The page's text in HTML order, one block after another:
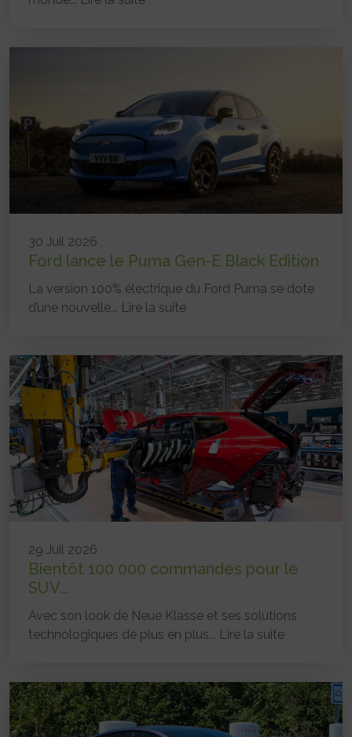
30 Juil 2026
Ford lance le Puma Gen-E Black Edition
La version 100% électrique du Ford Puma se dote
d’une nouvelle... Lire la suite
29 Juil 2026
Bientôt 100 000 commandes pour le
SUV...
Avec son look de Neue Klasse et ses solutions
technologiques de plus en plus... Lire la suite